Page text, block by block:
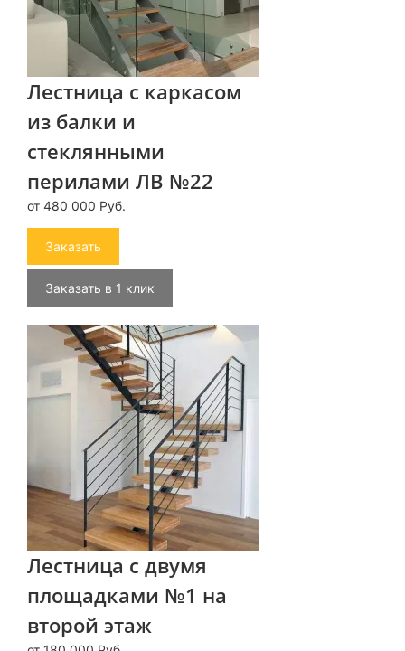
Лестница с каркасом
из балки и
стеклянными
перилами ЛВ №22
от 480 000 Руб.
Заказать
Заказать в 1 клик
Лестница с двумя
площадками №1 на
второй этаж